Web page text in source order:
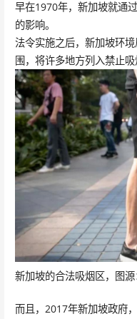
早在1970年，新加坡就通
的影响。
法令实施之后，新加坡环
围，将许多地方列入禁止吸
新加坡的合法吸烟区，图
而且，2017年新加坡政府